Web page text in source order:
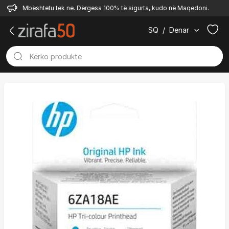
Mbështetu tek ne. Dërgesa 100% të sigurta, kudo në Maqedoni.
SQ / Denar